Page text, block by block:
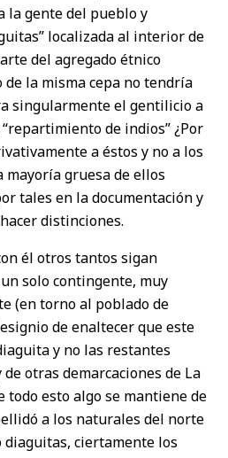
la gente del pueblo y
localizada al interior de
del agregado étnico
la misma cepa no tendría
singularmente el gentilicio a
de indios” ¿Por
a éstos y no a los
mayoría gruesa de ellos
tales en la documentación y
distinciones.
él otros tantos sigan
solo contingente, muy
(en torno al poblado de
de enaltecer que este
y no las restantes
otras demarcaciones de La
todo esto algo se mantiene de
a los naturales del norte
ciertamente los